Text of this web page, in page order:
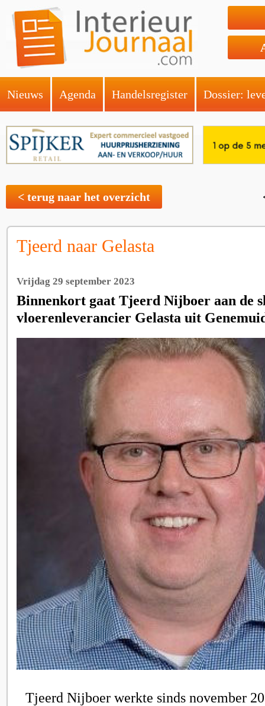
Nieuws Agenda Handelsregister Dossier:
< terug naar het overzicht
Tjeerd naar Gelasta
Vrijdag 29 september 2023
Binnenkort gaat Tjeerd Nijboer aan de
vloerenleverancier Gelasta uit
Tjeerd Nijboer werkte sinds november